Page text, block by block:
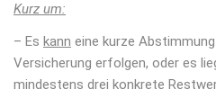
Kurz um:
– Es kann eine kurze
Versicherung erfolgen, oder es
mindestens drei konkrete